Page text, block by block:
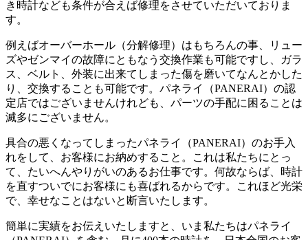
き時計なども条件が合えば修理をさせていただいておりま
す。
例えばオーバーホール（分解修理）はもちろんの事、リュー
ズやゼンマイの故障にともなう交換作業も可能ですし、ガラ
ス、ベルト、外装に出来てしまった傷を磨いてなんとかした
り、交換することも可能です。パネライ（PANERAI）の認
定店ではございませんけれども、パーツの手配に困ることは
滅多にございません。
具合の悪くなってしまったパネライ（PANERAI）のお手入
れをして、お客様にお納めすること。これは私たちにとっ
て、たいへんやりがいのあるお仕事です。何故ならば、時計
を直すついでにお客様にも喜ばれるからです。これほど光栄
で、幸せなことはないと断言いたします。
簡単に実績をお伝えいたしますと、いま私たちはパネライ